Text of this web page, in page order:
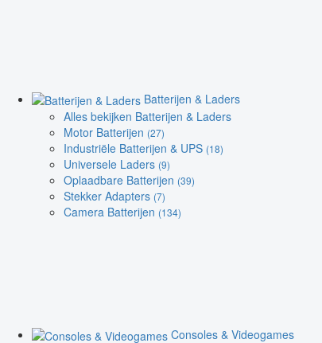
Batterijen & Laders
Alles bekijken Batterijen & Laders
Motor Batterijen (27)
Industriële Batterijen & UPS (18)
Universele Laders (9)
Oplaadbare Batterijen (39)
Stekker Adapters (7)
Camera Batterijen (134)
Consoles & Videogames